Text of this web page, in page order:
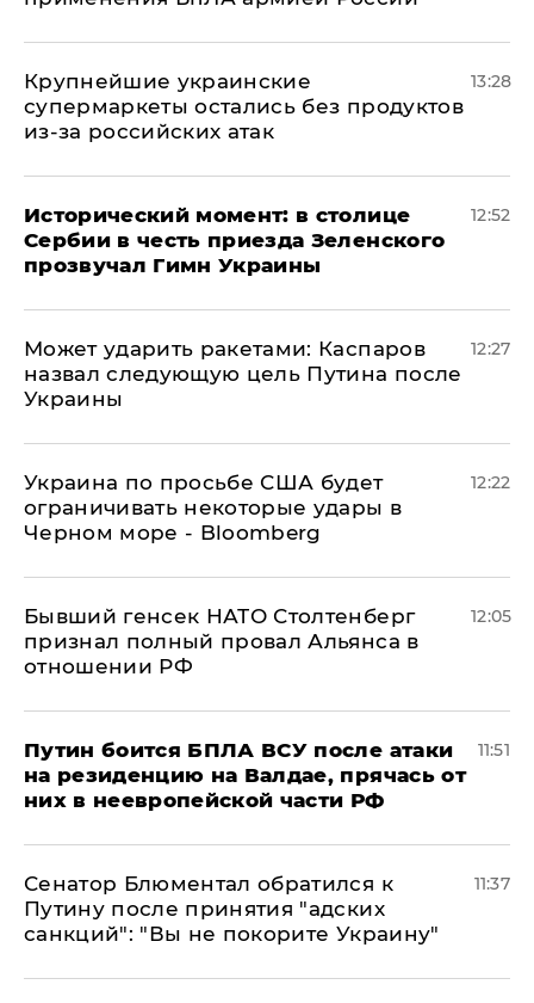
Крупнейшие украинские
супермаркеты остались без продуктов
из-за российских атак
13:28
Исторический момент: в столице
Сербии в честь приезда Зеленского
прозвучал Гимн Украины
12:52
Может ударить ракетами: Каспаров
назвал следующую цель Путина после
Украины
12:27
Украина по просьбе США будет
ограничивать некоторые удары в
Черном море - Bloomberg
12:22
Бывший генсек НАТО Столтенберг
признал полный провал Альянса в
отношении РФ
12:05
Путин боится БПЛА ВСУ после атаки
на резиденцию на Валдае, прячась от
них в неевропейской части РФ
11:51
Сенатор Блюментал обратился к
Путину после принятия "адских
санкций": "Вы не покорите Украину"
11:37